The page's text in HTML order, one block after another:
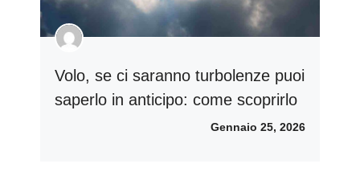
Volo, se ci saranno turbolenze puoi
saperlo in anticipo: come scoprirlo
Gennaio 25, 2026